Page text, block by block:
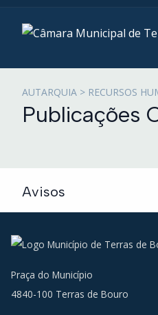
AUTARQUIA > RECURSOS
Publicações
Avisos
Praça do Município
4840-100 Terras de Bouro